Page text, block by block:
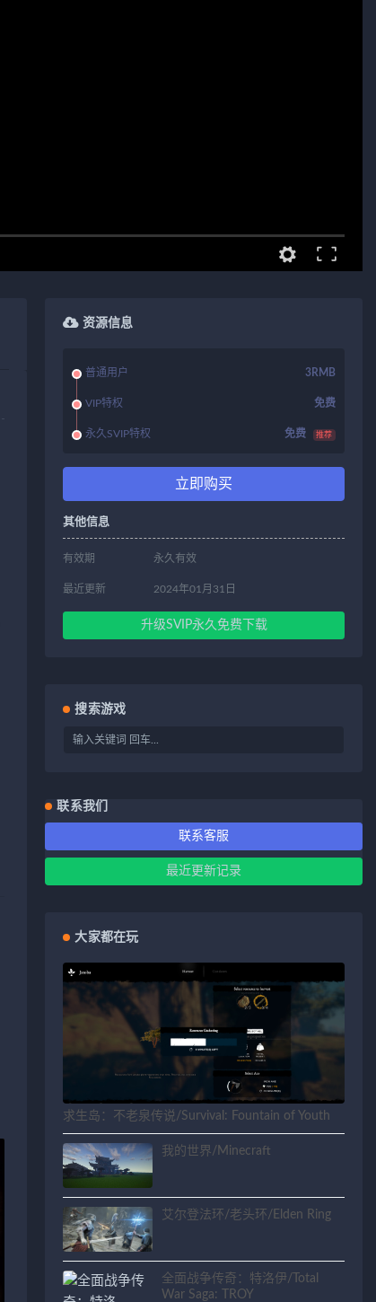
资源信息
普通用户 3RMB
VIP特权 免费
永久SVIP特权 免费 推荐
立即购买
其他信息
有效期 永久有效
最近更新 2024年01月31日
升级SVIP永久免费下载
搜索游戏
联系我们
联系客服
最近更新记录
大家都在玩
求生岛：不老泉传说/Survival: Fountain of Youth
我的世界/Minecraft
艾尔登法环/老头环/Elden Ring
全面战争传奇：特洛伊/Total
War Saga: TROY